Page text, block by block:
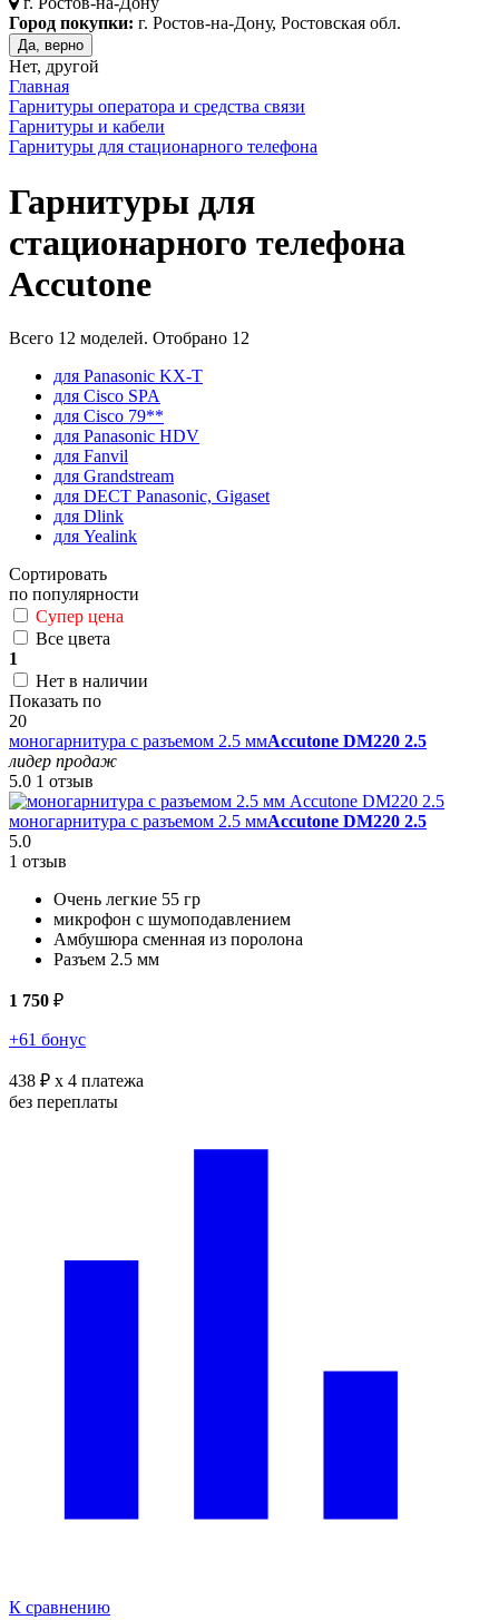
Город покупки: г. Ростов-на-Дону, Ростовская обл.
Да, верно
Нет, другой
Главная
Гарнитуры оператора и средства связи
Гарнитуры и кабели
Гарнитуры для стационарного телефона
Гарнитуры для
стационарного телефона
Accutone
Всего 12 моделей. Отобрано 12
для Panasonic KX-T
для Cisco SPA
для Cisco 79**
для Panasonic HDV
для Fanvil
для Grandstream
для DECT Panasonic, Gigaset
для Dlink
для Yealink
Сортировать
по популярности
Супер цена
Все цвета
1
Нет в наличии
Показать по
20
моногарнитура с разъемом 2.5 ммAccutone DM220 2.5
лидер продаж
5.0 1 отзыв
моногарнитура с разъемом 2.5 ммAccutone DM220 2.5
5.0
1 отзыв
Очень легкие 55 гр
микрофон с шумоподавлением
Амбушюра сменная из поролона
Разъем 2.5 мм
1 750 ₽
+61 бонус
438 ₽ x 4 платежа
без переплаты
К сравнению